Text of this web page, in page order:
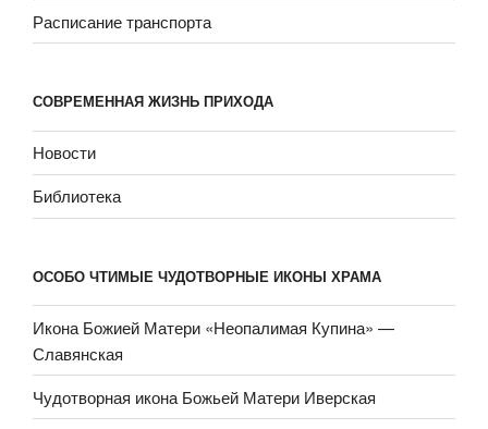
Расписание транспорта
СОВРЕМЕННАЯ ЖИЗНЬ ПРИХОДА
Новости
Библиотека
ОСОБО ЧТИМЫЕ ЧУДОТВОРНЫЕ ИКОНЫ ХРАМА
Икона Божией Матери «Неопали­мая Купина» —
Славянская
Чудотворная икона Божьей Матери Иверская